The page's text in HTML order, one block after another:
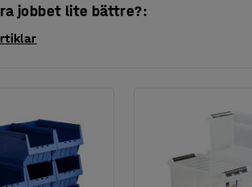
jobbet lite bättre?: